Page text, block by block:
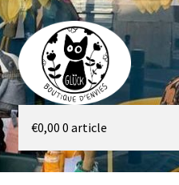
Aller
à
la
navigation
Aller
au
contenu
Galerie
Boutique
€0,00 0 article